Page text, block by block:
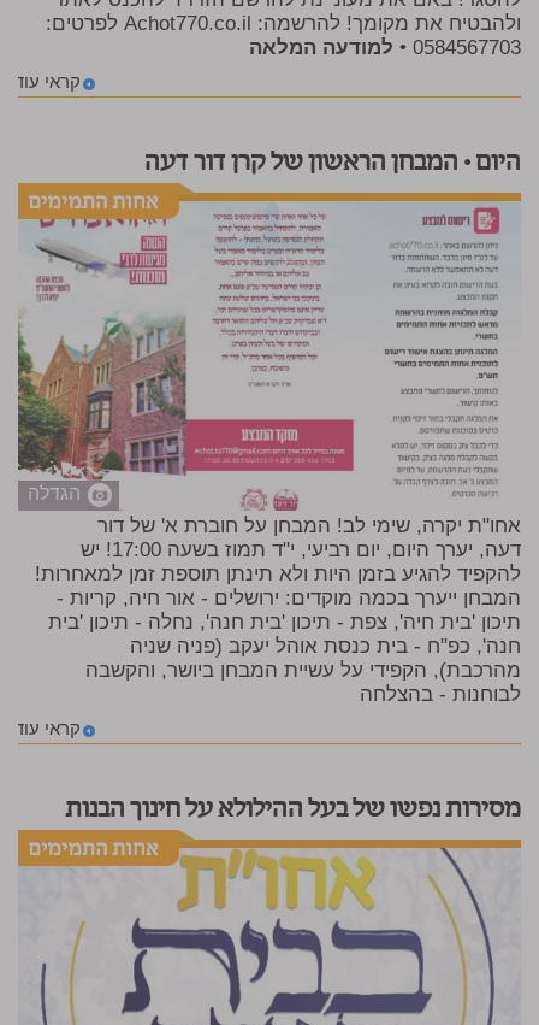
ולהבטיח את מקומך! להרשמה: Achot770.co.il לפרטים:
0584567703 •
למודעה המלאה
קראי עוד
היום • המבחן הראשון של קרן דור דעה
הגדלה
אחו"ת יקרה, שימי לב! המבחן על חוברת א' של דור
דעה, יערך היום, יום רביעי, י"ד תמוז בשעה 17:00! יש
להקפיד להגיע בזמן היות ולא תינתן תוספת זמן למאחרות!
המבחן ייערך בכמה מוקדים: ירושלים - אור חיה, קריות -
תיכון 'בית חיה', צפת - תיכון 'בית חנה', נחלה - תיכון 'בית
חנה', כפ"ח - בית כנסת אוהל יעקב (פניה שניה
מהרכבת), הקפידי על עשיית המבחן ביושר, והקשבה
לבוחנות - בהצלחה
קראי עוד
מסירות נפשו של בעל ההילולא על חינוך הבנות